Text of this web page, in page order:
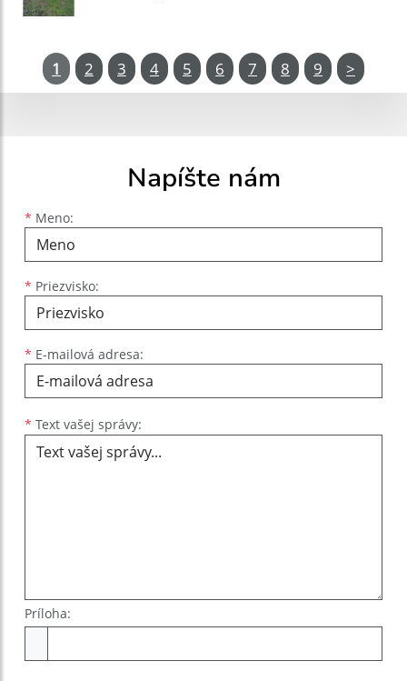
1 2 3 4 5 6 7 8 9 >
Napíšte nám
* Meno:
Meno
* Priezvisko:
Priezvisko
* E-mailová adresa:
E-mailová adresa
* Text vašej správy:
Príloha: